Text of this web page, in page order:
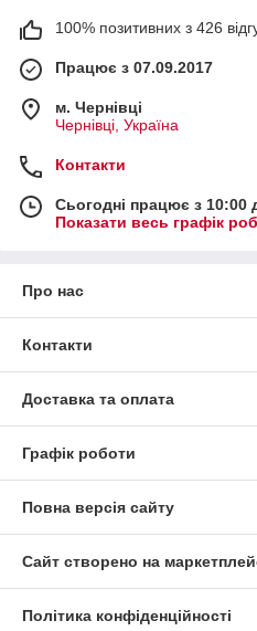
100% позитивних з 426
Працює з 07.09.2017
м. Чернівці
Чернівці, Україна
Контакти
Сьогодні працює з 10:00
Показати весь графік
Про нас
Контакти
Доставка та оплата
Графік роботи
Повна версія сайту
Сайт створено на
Політика конфіденційності